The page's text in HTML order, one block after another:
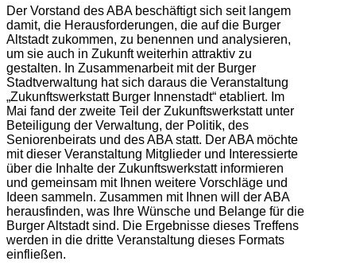
Der Vorstand des ABA beschäftigt sich seit langem
damit, die Herausforderungen, die auf die Burger
Altstadt zukommen, zu benennen und analysieren,
um sie auch in Zukunft weiterhin attraktiv zu
gestalten. In Zusammenarbeit mit der Burger
Stadtverwaltung hat sich daraus die Veranstaltung
„Zukunftswerkstatt Burger Innenstadt“ etabliert. Im
Mai fand der zweite Teil der Zukunftswerkstatt unter
Beteiligung der Verwaltung, der Politik, des
Seniorenbeirats und des ABA statt. Der ABA möchte
mit dieser Veranstaltung Mitglieder und Interessierte
über die Inhalte der Zukunftswerkstatt informieren
und gemeinsam mit Ihnen weitere Vorschläge und
Ideen sammeln. Zusammen mit Ihnen will der ABA
herausfinden, was Ihre Wünsche und Belange für die
Burger Altstadt sind. Die Ergebnisse dieses Treffens
werden in die dritte Veranstaltung dieses Formats
einfließen.